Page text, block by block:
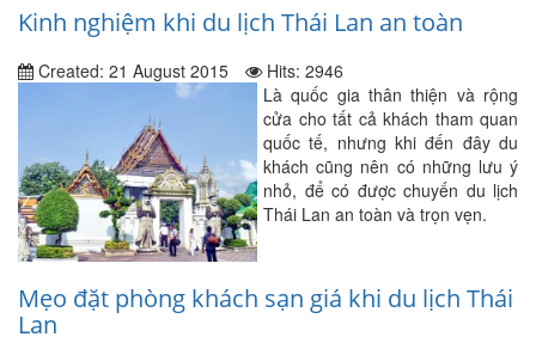
Kinh nghiệm khi du lịch Thái Lan an toàn
Created: 21 August 2015
Hits: 2946
Là quốc gia thân thiện và rộng
cửa cho tất cả khách tham quan
quốc tế, nhưng khi đến đây du
khách cũng nên có những lưu ý
nhỏ, để có được chuyến du lịch
Thái Lan an toàn và trọn vẹn.
Mẹo đặt phòng khách sạn giá khi du lịch Thái
Lan